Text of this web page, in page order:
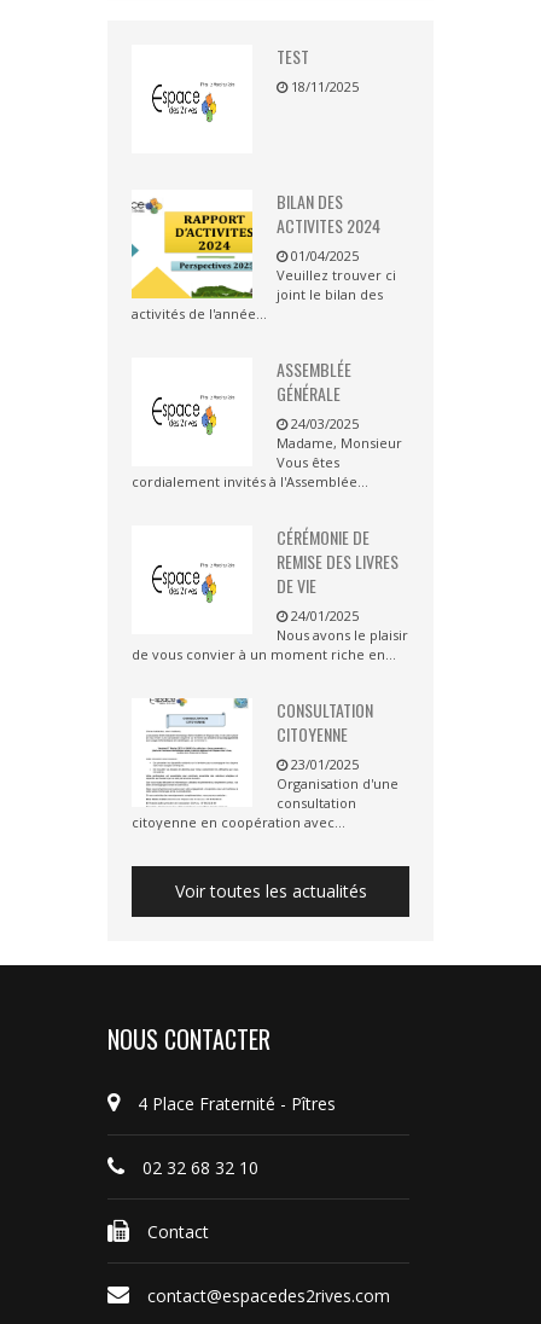
TEST
18/11/2025
BILAN DES
ACTIVITES 2024
01/04/2025
Veuillez trouver ci
joint le bilan des
activités de l'année...
ASSEMBLÉE
GÉNÉRALE
24/03/2025
Madame, Monsieur
Vous êtes
cordialement invités à l'Assemblée...
CÉRÉMONIE DE
REMISE DES LIVRES
DE VIE
24/01/2025
Nous avons le plaisir
de vous convier à un moment riche en...
CONSULTATION
CITOYENNE
23/01/2025
Organisation d'une
consultation
citoyenne en coopération avec...
Voir toutes les actualités
NOUS CONTACTER
4 Place Fraternité - Pîtres
02 32 68 32 10
Contact
contact@espacedes2rives.com